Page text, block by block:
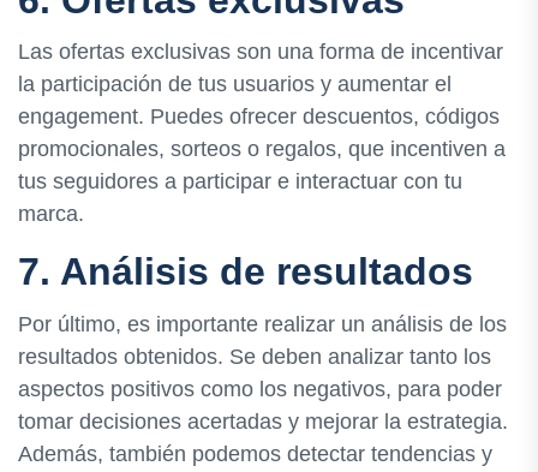
Las ofertas exclusivas son una forma de incentivar
la participación de tus usuarios y aumentar el
engagement. Puedes ofrecer descuentos, códigos
promocionales, sorteos o regalos, que incentiven a
tus seguidores a participar e interactuar con tu
marca.
7. Análisis de resultados
Por último, es importante realizar un análisis de los
resultados obtenidos. Se deben analizar tanto los
aspectos positivos como los negativos, para poder
tomar decisiones acertadas y mejorar la estrategia.
Además, también podemos detectar tendencias y